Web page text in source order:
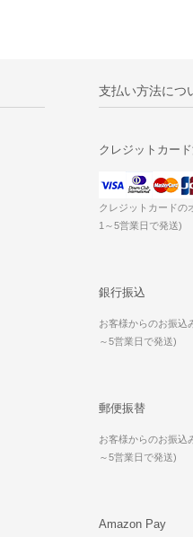
支払い方法につ
クレジットカー
クレジットカードの
1～5営業日で発送)
銀行振込
お客様からのお振込
～5営業日で発送)
郵便振替
お客様からのお振込
～5営業日で発送)
Amazon Pay